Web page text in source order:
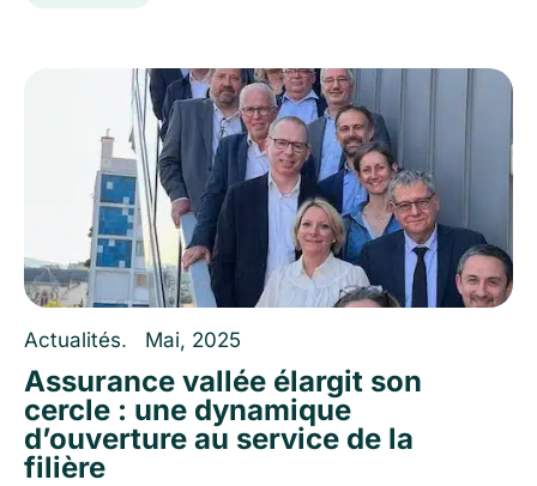
Actualités. Mai, 2025
Assurance vallée élargit son
cercle : une dynamique
d’ouverture au service de la
filière